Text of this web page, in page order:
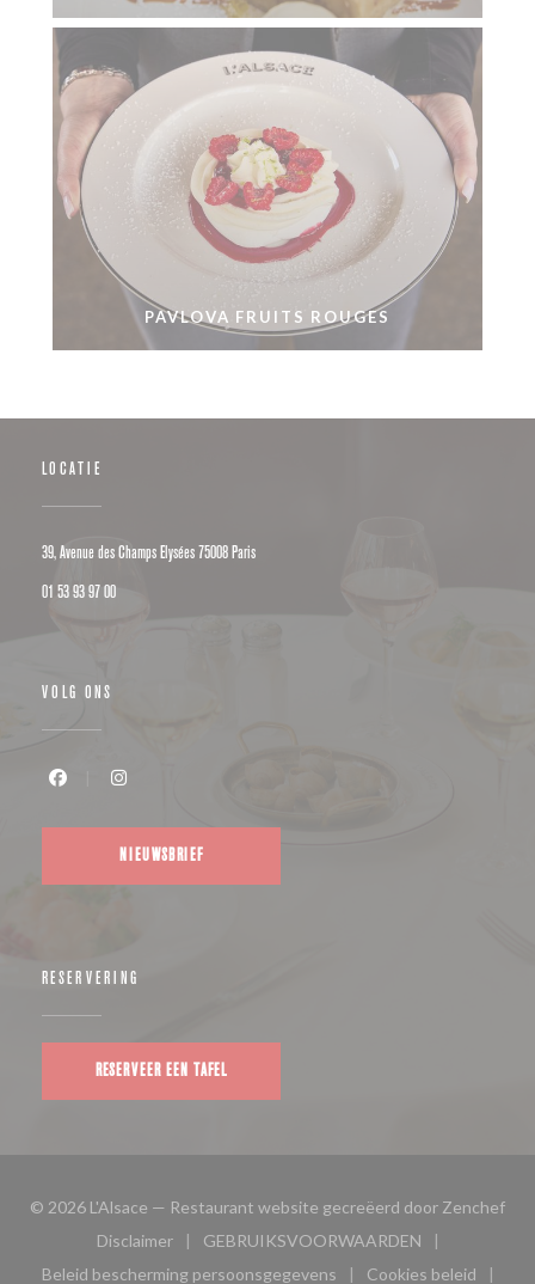
PAVLOVA FRUITS ROUGES
LOCATIE
39, Avenue des Champs Elysées 75008 Paris((opent in een nieuw venster))
01 53 93 97 00
VOLG ONS
NIEUWSBRIEF
RESERVERING
RESERVEER EEN TAFEL
© 2026 L'Alsace — Restaurant website gecreëerd door Zenchef
Disclaimer
((opent in een nieuw venster))
GEBRUIKSVOORWAARDEN
((opent in een nieuw
Beleid bescherming persoonsgegevens
Cookies beleid